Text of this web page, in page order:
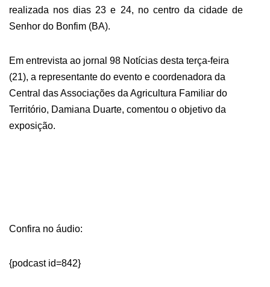
realizada nos dias 23 e 24, no centro da cidade de
Senhor do Bonfim (BA).
Em entrevista ao jornal 98 Notícias desta terça-feira
(21), a representante do evento e coordenadora da
Central das Associações da Agricultura Familiar do
Território, Damiana Duarte, comentou o objetivo da
exposição.
Confira no áudio:
{podcast id=842}